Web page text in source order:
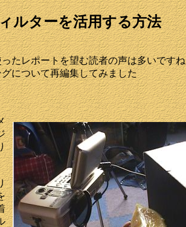
ルターを活用する方法
たレポートを望む読者の声は多いですね
について再編集してみました